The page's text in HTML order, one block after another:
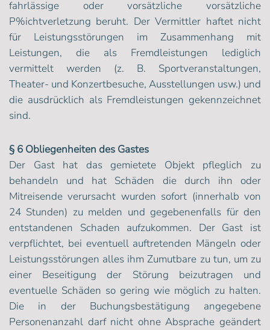
fahrlässige oder vorsätzliche vorsätzliche
P%ichtverletzung beruht. Der Vermittler haftet nicht
für Leistungsstörungen im Zusammenhang mit
Leistungen, die als Fremdleistungen lediglich
vermittelt werden (z. B. Sportveranstaltungen,
Theater- und Konzertbesuche, Ausstellungen usw.) und
die ausdrücklich als Fremdleistungen gekennzeichnet
sind.
§ 6 Obliegenheiten des Gastes
Der Gast hat das gemietete Objekt pfleglich zu
behandeln und hat Schäden die durch ihn oder
Mitreisende verursacht wurden sofort (innerhalb von
24 Stunden) zu melden und gegebenenfalls für den
entstandenen Schaden aufzukommen. Der Gast ist
verpflichtet, bei eventuell auftretenden Mängeln oder
Leistungsstörungen alles ihm Zumutbare zu tun, um zu
einer Beseitigung der Störung beizutragen und
eventuelle Schäden so gering wie möglich zu halten.
Die in der Buchungsbestätigung angegebene
Personenanzahl darf nicht ohne Absprache geändert